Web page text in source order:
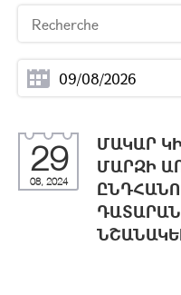
29
08, 2024
ՄԱԿԱՐ
ՄԱՐԶԻ